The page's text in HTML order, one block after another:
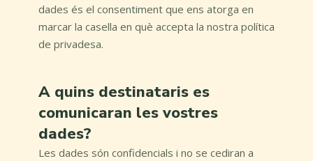
dades és el consentiment que ens atorga en
marcar la casella en què accepta la nostra política
de privadesa.
A quins destinataris es
comunicaran les vostres
dades?
Les dades són confidencials i no se cediran a